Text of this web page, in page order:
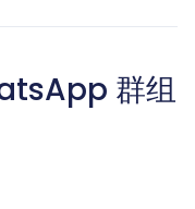
群组